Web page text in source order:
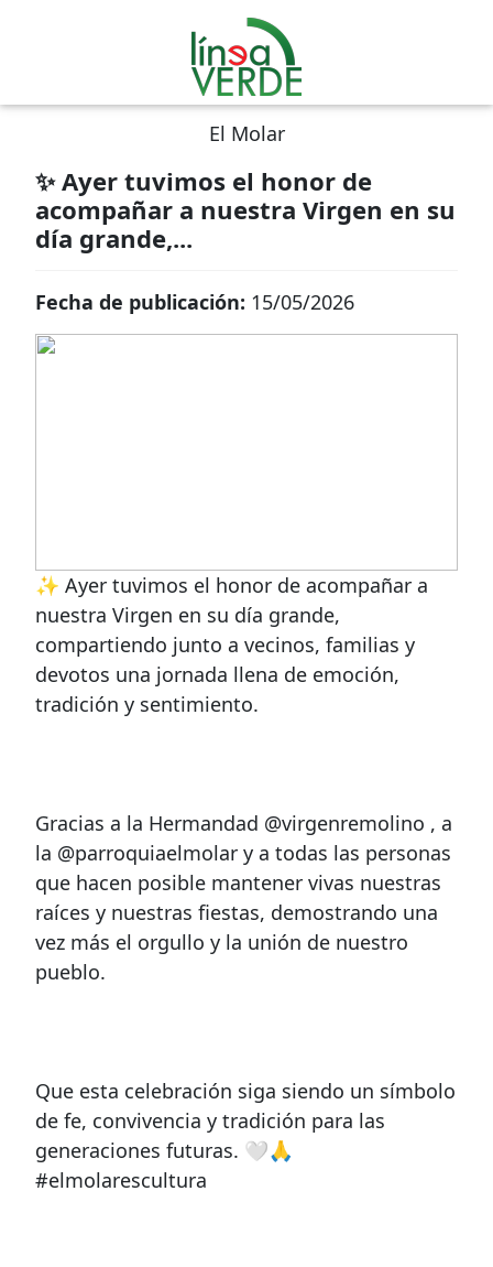
El Molar
✨ Ayer tuvimos el honor de
acompañar a nuestra Virgen en su
día grande,...
Fecha de publicación: 15/05/2026
✨ Ayer tuvimos el honor de acompañar a
nuestra Virgen en su día grande,
compartiendo junto a vecinos, familias y
devotos una jornada llena de emoción,
tradición y sentimiento.
Gracias a la Hermandad @virgenremolino , a
la @parroquiaelmolar y a todas las personas
que hacen posible mantener vivas nuestras
raíces y nuestras fiestas, demostrando una
vez más el orgullo y la unión de nuestro
pueblo.
Que esta celebración siga siendo un símbolo
de fe, convivencia y tradición para las
generaciones futuras. 🤍🙏
#elmolarescultura